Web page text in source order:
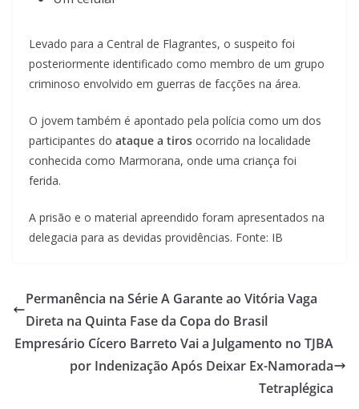
Levado para a Central de Flagrantes, o suspeito foi
posteriormente identificado como membro de um grupo
criminoso envolvido em guerras de facções na área.
O jovem também é apontado pela polícia como um dos
participantes do ataque a tiros ocorrido na localidade
conhecida como Marmorana, onde uma criança foi
ferida.
A prisão e o material apreendido foram apresentados na
delegacia para as devidas providências. Fonte: IB
Permanência na Série A Garante ao Vitória Vaga
Direta na Quinta Fase da Copa do Brasil
Empresário Cícero Barreto Vai a Julgamento no TJBA
por Indenização Após Deixar Ex-Namorada
Tetraplégica